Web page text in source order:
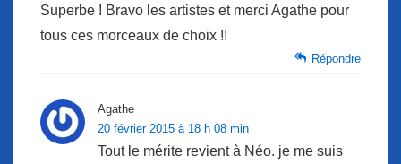
Superbe ! Bravo les artistes et merci Agathe pour
tous ces morceaux de choix !!
Répondre
Agathe
20 février 2015 à 18 h 08 min
Tout le mérite revient à Néo. je me suis